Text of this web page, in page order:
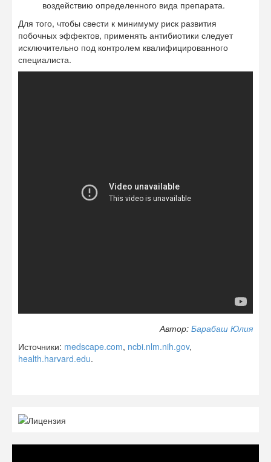
воздействию определенного вида препарата.
Для того, чтобы свести к минимуму риск развития
побочных эффектов, применять антибиотики следует
исключительно под контролем квалифицированного
специалиста.
Автор: Барабаш Юлия
Источники: medscape.com, ncbi.nlm.nih.gov,
health.harvard.edu.